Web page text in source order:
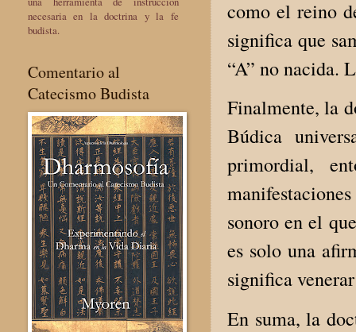
como el reino
significa que
“A” no nacida.
Finalmente, la
Búdica
primordial,
sonoro en el
es solo una
significa
En suma, la
necesaria en la doctrina y la fe
budista.
Comentario al
Catecismo Budista